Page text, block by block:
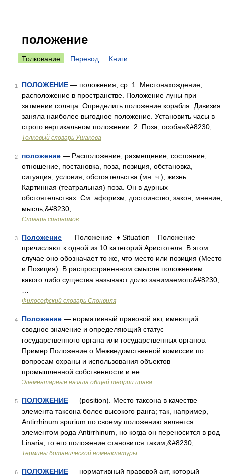
положение
Толкование Перевод Книги
1 ПОЛОЖЕНИЕ — положения, ср. 1. Местонахождение,
расположение в пространстве. Положение луны при
затмении солнца. Определить положение корабля. Дивизия
заняла наиболее выгодное положение. Установить часы в
строго вертикальном положении. 2. Поза; особая&#8230; …
Толковый словарь Ушакова
2 положение — Расположение, размещение, состояние,
отношение, постановка, поза, позиция, обстановка,
ситуация; условия, обстоятельства (мн. ч.), жизнь.
Картинная (театральная) поза. Он в дурных
обстоятельствах. См. афоризм, достоинство, закон, мнение,
мысль,&#8230; …
Словарь синонимов
3 Положение — Положение ♦ Situation Положение
причисляют к одной из 10 категорий Аристотеля. В этом
случае оно обозначает то же, что место или позиция (Место
и Позиция). В распространенном смысле положением
какого либо существа называют долю занимаемого&#8230;
Философский словарь Спонвиля
4 Положение — нормативный правовой акт, имеющий
сводное значение и определяющий статус
государственного органа или государственных органов.
Пример Положение о Межведомственной комиссии по
вопросам охраны и использования объектов
промышленной собственности и ее …
Элементарные начала общей теории права
5 ПОЛОЖЕНИЕ — (position). Место таксона в качестве
элемента таксона более высокого ранга; так, например,
Antirrhinum spurium по своему положению является
элементом рода Antirrhinum, но когда он переносится в род
Linaria, то его положение становится таким,&#8230; …
Термины ботанической номенклатуры
6 ПОЛОЖЕНИЕ — нормативный правовой акт, который